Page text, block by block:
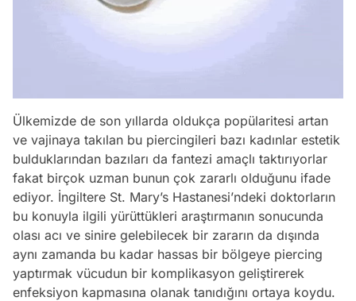
Ülkemizde de son yıllarda oldukça popülaritesi artan
ve vajinaya takılan bu piercingileri bazı kadınlar estetik
bulduklarından bazıları da fantezi amaçlı taktırıyorlar
fakat birçok uzman bunun çok zararlı olduğunu ifade
ediyor. İngiltere St. Mary’s Hastanesi’ndeki doktorların
bu konuyla ilgili yürüttükleri araştırmanın sonucunda
olası acı ve sinire gelebilecek bir zararın da dışında
aynı zamanda bu kadar hassas bir bölgeye piercing
yaptırmak vücudun bir komplikasyon geliştirerek
enfeksiyon kapmasına olanak tanıdığını ortaya koydu.